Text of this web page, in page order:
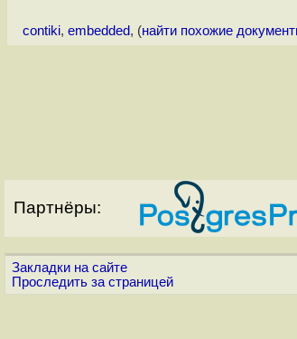
contiki, embedded, (найти похожие
Партнёры:
Закладки на сайте
Проследить за страницей